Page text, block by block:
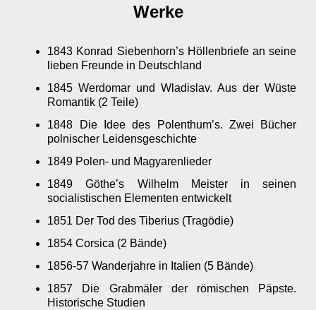
Werke
1843 Konrad Siebenhorn’s Höllenbriefe an seine
lieben Freunde in Deutschland
1845 Werdomar und Wladislav. Aus der Wüste
Romantik (2 Teile)
1848 Die Idee des Polenthum’s. Zwei Bücher
polnischer Leidensgeschichte
1849 Polen- und Magyarenlieder
1849 Göthe’s Wilhelm Meister in seinen
socialistischen Elementen entwickelt
1851 Der Tod des Tiberius (Tragödie)
1854 Corsica (2 Bände)
1856-57 Wanderjahre in Italien (5 Bände)
1857 Die Grabmäler der römischen Päpste.
Historische Studien